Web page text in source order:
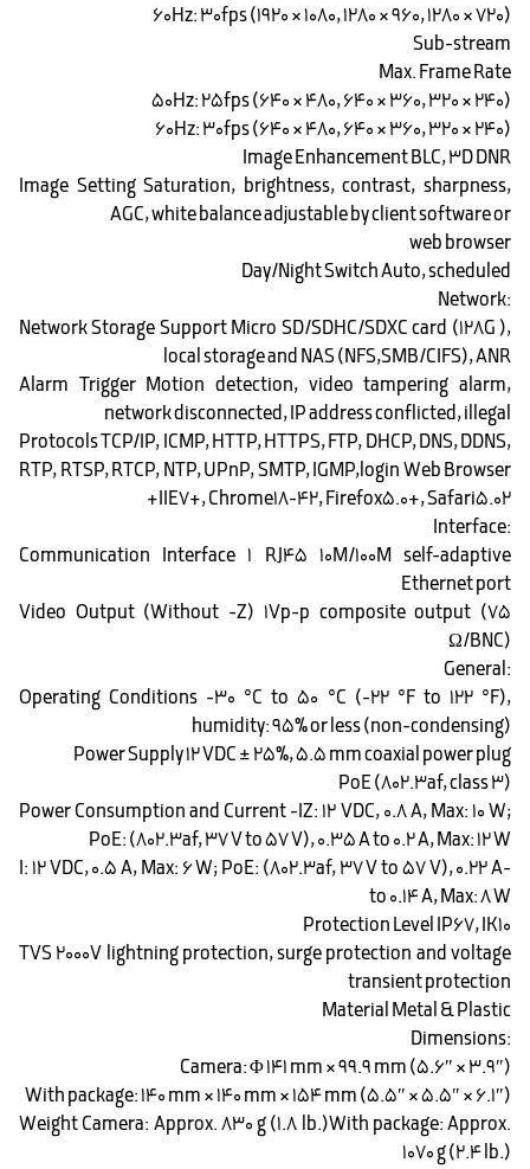
60Hz: 30fps (1920 × 1080, 1280 × 960, 1280 × 720)
Sub-stream
Max. Frame Rate
50Hz: 25fps (640 × 480, 640 × 360, 320 × 240)
60Hz: 30fps (640 × 480, 640 × 360, 320 × 240)
Image Enhancement BLC, 3D DNR
Image Setting Saturation, brightness, contrast, sharpness,
AGC, white balance adjustable by client software or
web browser
Day/Night Switch Auto, scheduled
:Network
Network Storage Support Micro SD/SDHC/SDXC card (128G ),
local storage and NAS (NFS,SMB/CIFS), ANR
Alarm Trigger Motion detection, video tampering alarm,
network disconnected, IP address conflicted, illegal
Protocols TCP/IP, ICMP, HTTP, HTTPS, FTP, DHCP, DNS, DDNS,
RTP, RTSP, RTCP, NTP, UPnP, SMTP, IGMP,login Web Browser
IIE7+, Chrome18-42, Firefox5.0+, Safari5.02+
:Interface
Communication Interface 1 RJ45 10M/100M self-adaptive
Ethernet port
Video Output (Without -Z) 1Vp-p composite output (75
Ω/BNC)
:General
Operating Conditions -30 °C to 50 °C (-22 °F to 122 °F),
humidity: 95% or less (non-condensing)
Power Supply 12 VDC ± 25%, 5.5 mm coaxial power plug
PoE (802.3af, class 3)
Power Consumption and Current -IZ: 12 VDC, 0.8 A, Max: 10 W;
PoE: (802.3af, 37 V to 57 V), 0.35 A to 0.2 A, Max: 12 W
-I: 12 VDC, 0.5 A, Max: 6 W; PoE: (802.3af, 37 V to 57 V), 0.22 A
to 0.14 A, Max: 8 W
Protection Level IP67, IK10
TVS 2000V lightning protection, surge protection and voltage
transient protection
Material Metal & Plastic
:Dimensions
Camera: Φ 141 mm × 99.9 mm (5.6″ × 3.9″)
With package: 140 mm × 140 mm × 154 mm (5.5″ × 5.5″ × 6.1″)
Weight Camera: Approx. 830 g (1.8 lb.)With package: Approx.
1070 g (2.4 lb.)